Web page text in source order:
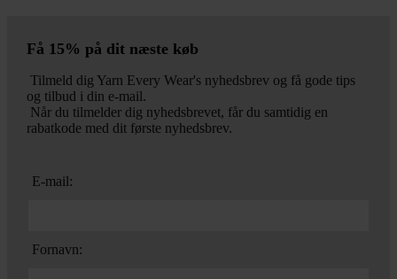
Få 15% på dit næste køb
Tilmeld dig Yarn Every Wear's nyhedsbrev og få gode tips
og tilbud i din e-mail.
Når du tilmelder dig nyhedsbrevet, får du samtidig en
rabatkode med dit første nyhedsbrev.
E-mail:
Fornavn: